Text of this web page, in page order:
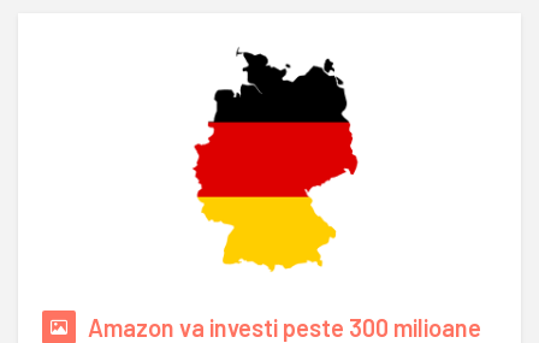
Amazon va investi peste 300 milioane